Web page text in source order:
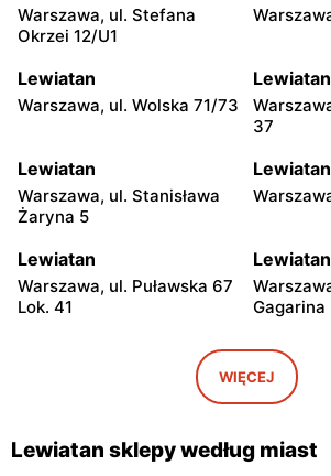
Warszawa, ul. Stefana
Okrzei 12/U1
Lewiatan
Warszawa, ul. Wolska 71/73
Lewiatan
37
Lewiatan
Warszawa, ul. Stanisława
Żaryna 5
Lewiatan
Lewiatan
Warszawa, ul. Puławska 67
Lok. 41
Lewiatan
Gagarina
Warszawa, ul. Egipska 4
Lewiatan
Warszawa, ul. Erazma
WIĘCEJ
Lewiatan sklepy według miast